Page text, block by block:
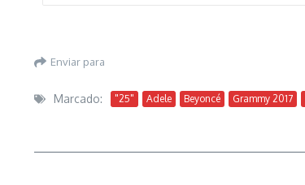
Enviar para
Marcado: "25" Adele Beyoncé Grammy 2017